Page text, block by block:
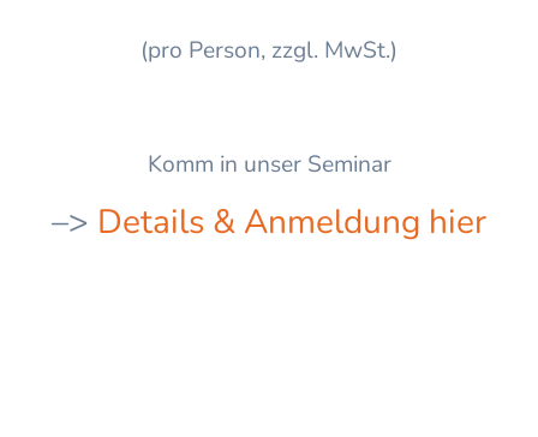
(pro Person, zzgl. MwSt.)
Komm in unser Seminar
–> Details & Anmeldung hier